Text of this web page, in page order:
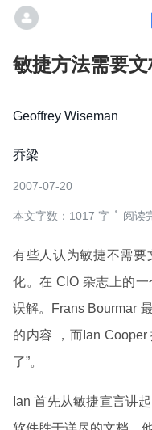
敏捷方法需要文
Geoffrey Wiseman
乔梁
2007-07-20
本文字数：1017 字 阅读
有些人认为敏捷不需要
化。在 CIO 杂志上的一
误解。Frans Bourmar
的内容 ，而Ian Cooper
了”。
Ian 首先从敏捷宣言讲